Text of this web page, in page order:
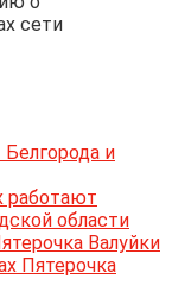
сети
и
работают
области
Валуйки
Пятерочка